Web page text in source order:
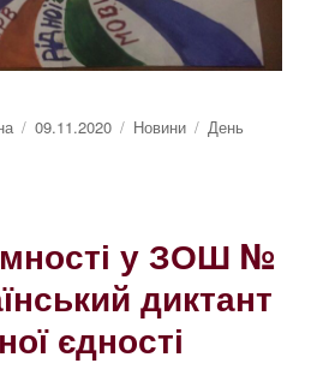
Оприлюднено
09.11.2020 Категорії
Новини Позначки
День
у ЗОШ №
диктант
єдності